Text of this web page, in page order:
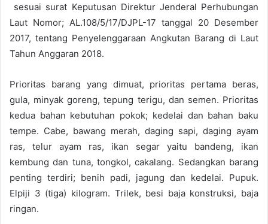
sesuai surat Keputusan Direktur Jenderal Perhubungan
Laut Nomor; AL.108/5/17/DJPL-17 tanggal 20 Desember
2017, tentang Penyelenggaraan Angkutan Barang di Laut
Tahun Anggaran 2018.
Prioritas barang yang dimuat, prioritas pertama beras,
gula, minyak goreng, tepung terigu, dan semen. Prioritas
kedua bahan kebutuhan pokok; kedelai dan bahan baku
tempe. Cabe, bawang merah, daging sapi, daging ayam
ras, telur ayam ras, ikan segar yaitu bandeng, ikan
kembung dan tuna, tongkol, cakalang. Sedangkan barang
penting terdiri; benih padi, jagung dan kedelai. Pupuk.
Elpiji 3 (tiga) kilogram. Trilek, besi baja konstruksi, baja
ringan.